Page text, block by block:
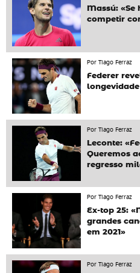
Massú: «Se
competir
Por Tiago Ferraz
Federer
Por Tiago Ferraz
Leconte:
Queremos
regresso
Por Tiago Ferraz
Ex-top 25:
grandes
em 2021»
Por Tiago Ferraz